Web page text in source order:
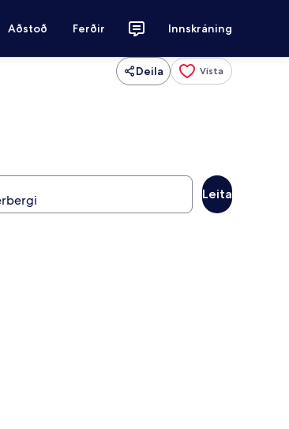
Aðstoð Ferðir Innskráning
Deila Vista
Leita